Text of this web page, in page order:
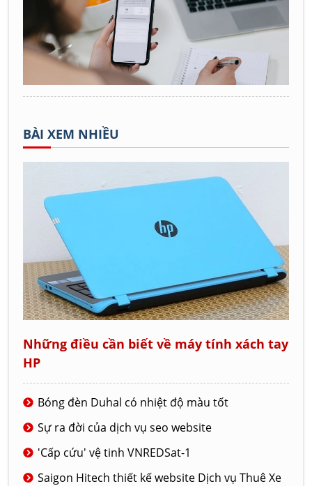
BÀI XEM NHIỀU
Những điều cần biết về máy tính xách tay
HP
Bóng đèn Duhal có nhiệt độ màu tốt
Sự ra đời của dịch vụ seo website
'Cấp cứu' vệ tinh VNREDSat-1
Saigon Hitech thiết kế website Dịch vụ Thuê Xe